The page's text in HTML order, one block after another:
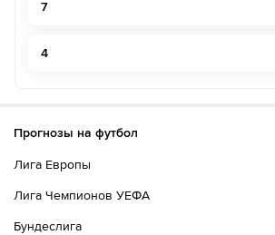
7
4
Прогнозы на футбол
Лига Европы
Лига Чемпионов УЕФА
Бундеслига